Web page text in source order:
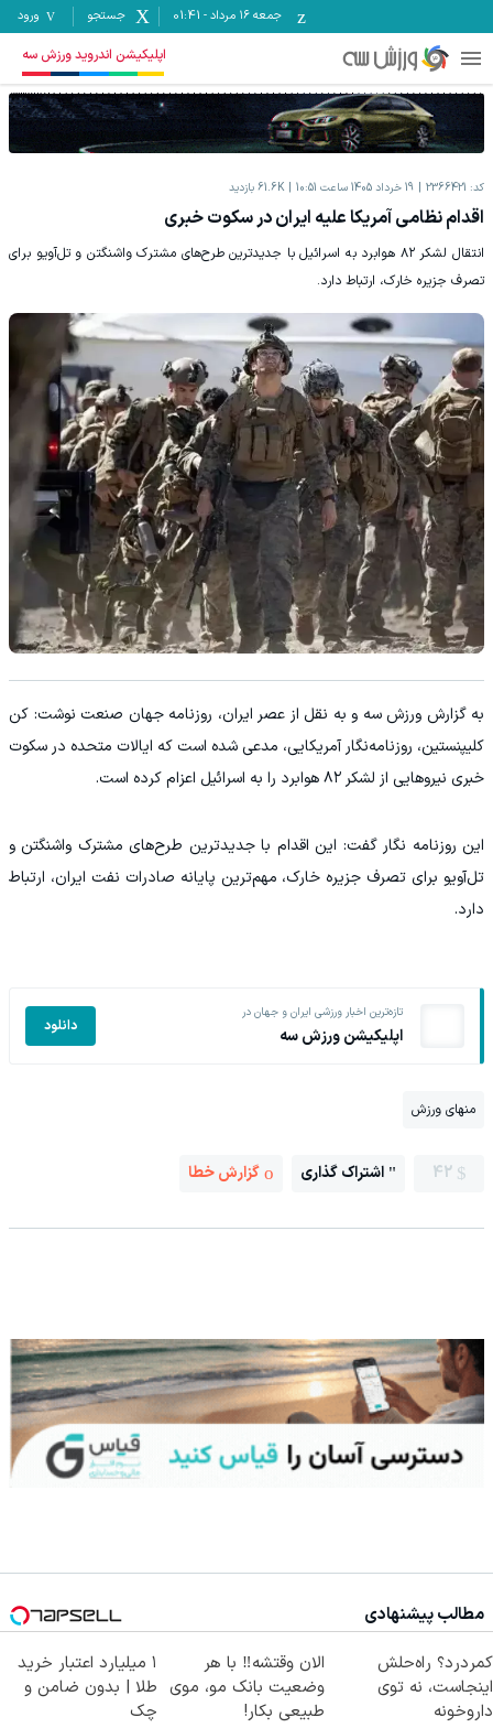
جمعه ۱۶ مرداد -
01:41 جستجو ورود
اپلیکیشن اندروید ورزش سه
کد: 2366421 19 خرداد 1405 ساعت 10:51 61.6K بازدید
اقدام نظامی آمریکا علیه ایران در سکوت خبری
انتقال لشکر ۸۲ هوابرد به اسرائیل با جدیدترین طرح‌های مشترک واشنگتن و تل‌آویو برای
تصرف جزیره خارک، ارتباط دارد.
به گزارش ورزش سه و به نقل از عصر ایران، روزنامه جهان صنعت نوشت: کن
کلیپنستین، روزنامه‌نگار آمریکایی، مدعی شده است که ایالات متحده در سکوت
خبری نیروهایی از لشکر ۸۲ هوابرد را به اسرائیل اعزام کرده است.
این روزنامه نگار گفت: این اقدام با جدیدترین طرح‌های مشترک واشنگتن و
تل‌آویو برای تصرف جزیره خارک، مهم‌ترین پایانه صادرات نفت ایران، ارتباط
دارد.
تازه‌ترین اخبار ورزشی ایران و جهان در
اپلیکیشن ورزش سه دانلود
منهای ورزش
42 اشتراک گذاری گزارش خطا
مطالب پیشنهادی
کمردرد؟ راه‌حلش
اینجاست، نه توی
داروخونه
الان وقتشه‼️ با هر
وضعیت بانک مو، موی
طبیعی بکار!
۱ میلیارد اعتبار خرید
طلا | بدون ضامن و
چک